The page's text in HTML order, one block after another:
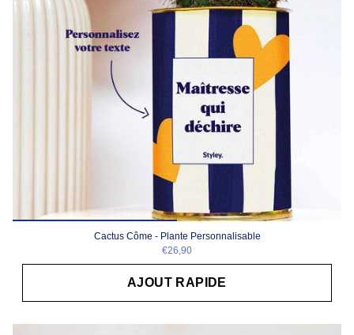
Cactus Côme - Plante Personnalisable
€26,90
AJOUT RAPIDE